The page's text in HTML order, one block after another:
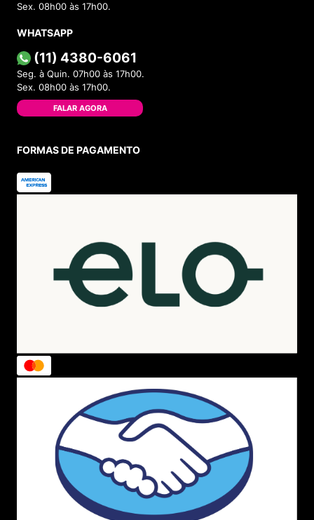
Sex. 08h00 às 17h00.
WHATSAPP
(11) 4380-6061
Seg. à Quin. 07h00 às 17h00.
Sex. 08h00 às 17h00.
FALAR AGORA
FORMAS DE PAGAMENTO